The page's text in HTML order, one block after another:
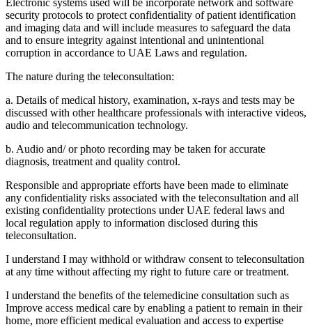
Electronic systems used will be incorporate network and software
security protocols to protect confidentiality of patient identification
and imaging data and will include measures to safeguard the data
and to ensure integrity against intentional and unintentional
corruption in accordance to UAE Laws and regulation.
The nature during the teleconsultation:
a. Details of medical history, examination, x-rays and tests may be
discussed with other healthcare professionals with interactive videos,
audio and telecommunication technology.
b. Audio and/ or photo recording may be taken for accurate
diagnosis, treatment and quality control.
Responsible and appropriate efforts have been made to eliminate
any confidentiality risks associated with the teleconsultation and all
existing confidentiality protections under UAE federal laws and
local regulation apply to information disclosed during this
teleconsultation.
I understand I may withhold or withdraw consent to teleconsultation
at any time without affecting my right to future care or treatment.
I understand the benefits of the telemedicine consultation such as
Improve access medical care by enabling a patient to remain in their
home, more efficient medical evaluation and access to expertise